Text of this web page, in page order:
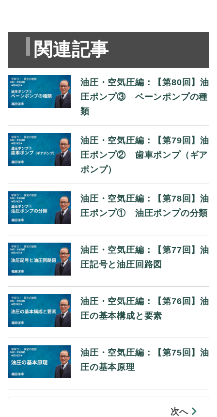
関連記事
油圧・空気圧編：【第80回】油
圧ポンプ③ ベーンポンプの種
類
油圧・空気圧編：【第79回】油
圧ポンプ② 歯車ポンプ（ギア
ポンプ）
油圧・空気圧編：【第78回】油
圧ポンプ① 油圧ポンプの分類
油圧・空気圧編：【第77回】油
圧記号と油圧回路図
油圧・空気圧編：【第76回】油
圧の基本構成と要素
油圧・空気圧編：【第75回】油
圧の基本原理
次へ